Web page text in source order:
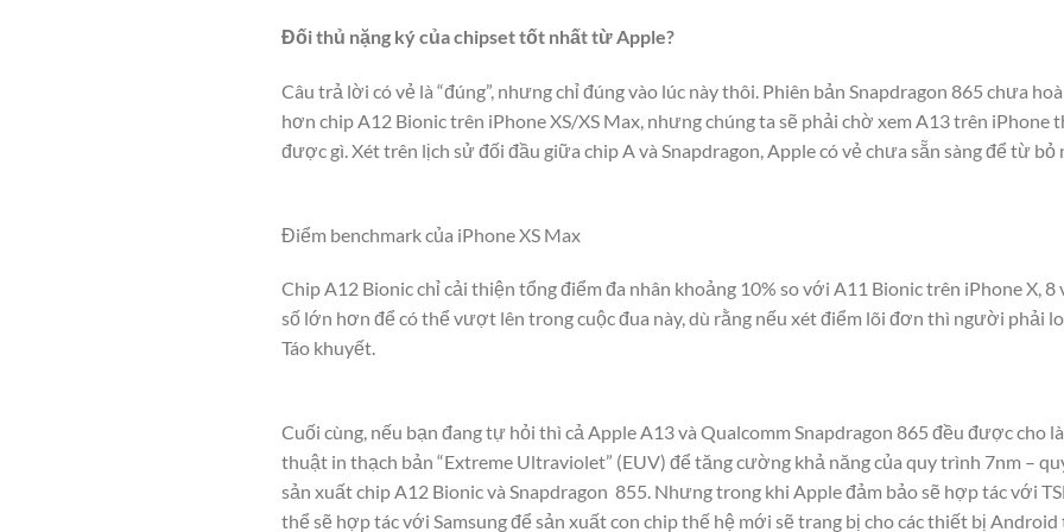
Đối thủ nặng ký của chipset tốt nhất từ Apple?
Câu trả lời có vẻ là “đúng”, nhưng chỉ đúng vào lúc này thôi. Phiên bản Snapdragon 865 chưa
hơn chip A12 Bionic trên iPhone XS/XS Max, nhưng chúng ta sẽ phải chờ xem A13 trên iPhone
được gì. Xét trên lịch sử đối đầu giữa chip A và Snapdragon, Apple có vẻ chưa sẵn sàng để từ
Điểm benchmark của iPhone XS Max
Chip A12 Bionic chỉ cải thiện tổng điểm đa nhân khoảng 10% so với A11 Bionic trên iPhone X, 8
số lớn hơn để có thể vượt lên trong cuộc đua này, dù rằng nếu xét điểm lõi đơn thì người phải
Táo khuyết.
Cuối cùng, nếu bạn đang tự hỏi thì cả Apple A13 và Qualcomm Snapdragon 865 đều được cho
thuật in thạch bản “Extreme Ultraviolet” (EUV) để tăng cường khả năng của quy trình 7nm –
sản xuất chip A12 Bionic và Snapdragon 855. Nhưng trong khi Apple đảm bảo sẽ hợp tác với
thể sẽ hợp tác với Samsung để sản xuất con chip thế hệ mới sẽ trang bị cho các thiết bị